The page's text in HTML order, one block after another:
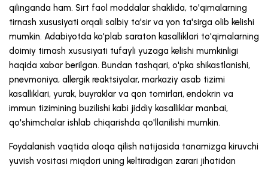
qilinganda ham. Sirt faol moddalar shaklida, to'qimalarning
tirnash xususiyati orqali salbiy ta'sir va yon ta'sirga olib kelishi
mumkin. Adabiyotda ko'plab saraton kasalliklari to'qimalarning
doimiy tirnash xususiyati tufayli yuzaga kelishi mumkinligi
haqida xabar berilgan. Bundan tashqari, o'pka shikastlanishi,
pnevmoniya, allergik reaktsiyalar, markaziy asab tizimi
kasalliklari, yurak, buyraklar va qon tomirlari, endokrin va
immun tizimining buzilishi kabi jiddiy kasalliklar manbai,
qo'shimchalar ishlab chiqarishda qo'llanilishi mumkin.
Foydalanish vaqtida aloqa qilish natijasida tanamizga kiruvchi
yuvish vositasi miqdori uning keltiradigan zarari jihatidan